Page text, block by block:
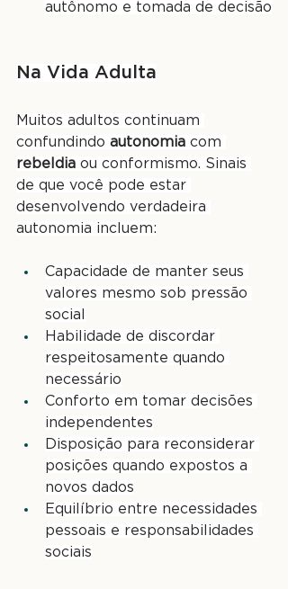
autônomo e tomada de decisão
Na Vida Adulta
Muitos adultos continuam
confundindo autonomia com
rebeldia ou conformismo. Sinais
de que você pode estar
desenvolvendo verdadeira
autonomia incluem:
Capacidade de manter seus
valores mesmo sob pressão
social
Habilidade de discordar
respeitosamente quando
necessário
Conforto em tomar decisões
independentes
Disposição para reconsiderar
posições quando expostos a
novos dados
Equilíbrio entre necessidades
pessoais e responsabilidades
sociais